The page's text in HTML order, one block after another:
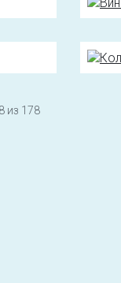
из 178